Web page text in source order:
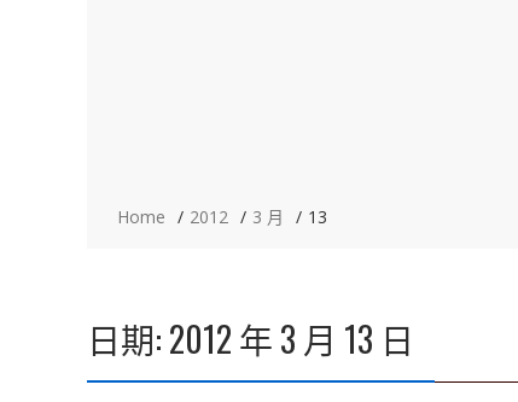
Home 2012 3 月 13
日期:2012 年 3 月 13 日